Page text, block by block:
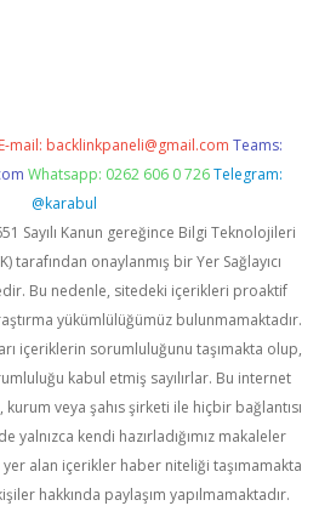
E-mail: backlinkpaneli@gmail.com Teams:
Whatsapp: 0262 606 0 726 Telegram:
@karabul
Sayılı Kanun gereğince Bilgi Teknolojileri
tarafından onaylanmış bir Yer Sağlayıcı
Bu nedenle, sitedeki içerikleri proaktif
yükümlülüğümüz bulunmamaktadır.
içeriklerin sorumluluğunu taşımakta olup,
kabul etmiş sayılırlar. Bu internet
veya şahıs şirketi ile hiçbir bağlantısı
yalnızca kendi hazırladığımız makaleler
yer alan içerikler haber niteliği taşımamakta
hakkında paylaşım yapılmamaktadır.